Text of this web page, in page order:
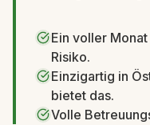
Ein voller
Risiko.
Einzigartig in
bietet das.
Volle